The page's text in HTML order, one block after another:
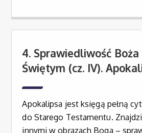
4. Sprawiedliwość
Świętym (cz. IV).
Apokalipsa jest księgą pełną
do Starego Testamentu.
innymi w obrazach Boga –